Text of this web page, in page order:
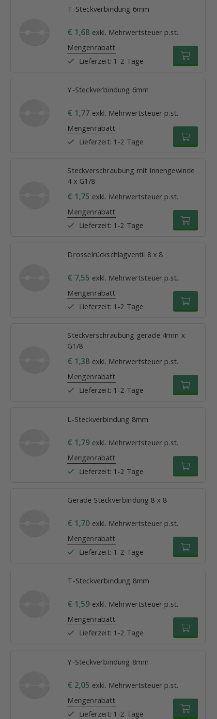
T-Steckverbindung 6mm
€ 1,68 exkl. Mehrwertsteuer p.st.
Mengenrabatt
Lieferzeit: 1-2 Tage
Y-Steckverbindung 6mm
€ 1,77 exkl. Mehrwertsteuer p.st.
Mengenrabatt
Lieferzeit: 1-2 Tage
Steckverschraubung mit Innengewinde
4 x G1/8
€ 1,75 exkl. Mehrwertsteuer p.st.
Mengenrabatt
Lieferzeit: 1-2 Tage
Drosselrückschlagventil 8 x 8
€ 7,55 exkl. Mehrwertsteuer p.st.
Mengenrabatt
Lieferzeit: 1-2 Tage
Steckverschraubung gerade 4mm x
G1/8
€ 1,38 exkl. Mehrwertsteuer p.st.
Mengenrabatt
Lieferzeit: 1-2 Tage
L-Steckverbindung 8mm
€ 1,79 exkl. Mehrwertsteuer p.st.
Mengenrabatt
Lieferzeit: 1-2 Tage
Gerade Steckverbindung 8 x 8
€ 1,70 exkl. Mehrwertsteuer p.st.
Mengenrabatt
Lieferzeit: 1-2 Tage
T-Steckverbindung 8mm
€ 1,59 exkl. Mehrwertsteuer p.st.
Mengenrabatt
Lieferzeit: 1-2 Tage
Y-Steckverbindung 8mm
€ 2,05 exkl. Mehrwertsteuer p.st.
Mengenrabatt
Lieferzeit: 1-2 Tage